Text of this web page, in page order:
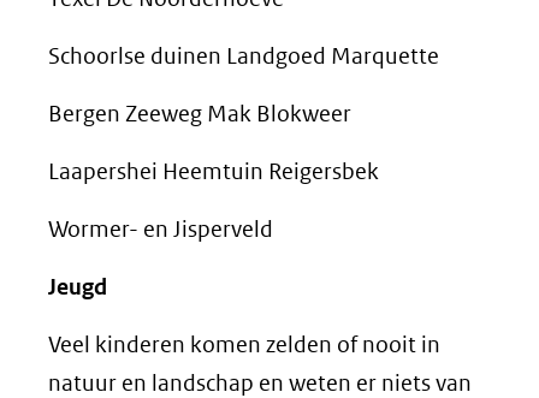
Schoorlse duinen Landgoed Marquette
Bergen Zeeweg Mak Blokweer
Laapershei Heemtuin Reigersbek
Wormer- en Jisperveld
Jeugd
Veel kinderen komen zelden of nooit in
natuur en landschap en weten er niets van